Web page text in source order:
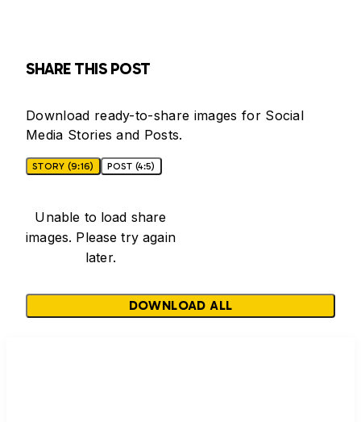
SHARE THIS POST
Download ready-to-share images for Social
Media Stories and Posts.
STORY (9:16) POST (4:5)
Unable to load share
images. Please try again
later.
DOWNLOAD ALL